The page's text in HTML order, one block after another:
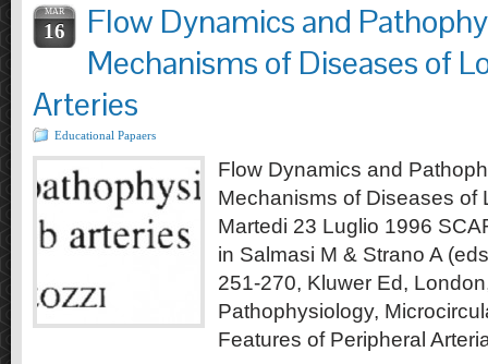
MAR
16
Flow Dynamics and
Mechanisms of Diseases of
Arteries
Educational Papaers
Flow Dynamics and
Mechanisms of Diseases of
Martedi 23 Luglio 1996
in Salmasi M & Strano A
251-270, Kluwer Ed,
Pathophysiology,
Features of Peripheral